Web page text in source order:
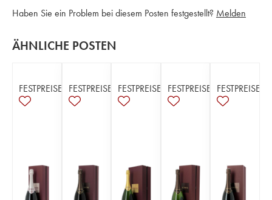
Haben Sie ein Problem bei diesem Posten festgestellt? Melden
ÄHNLICHE POSTEN
FESTPREISE FESTPREISE FESTPREISE FESTPREISE FESTPREISE